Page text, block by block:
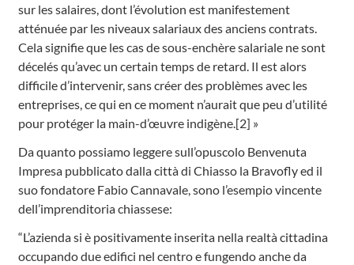
sur les salaires, dont l’évolution est manifestement
atténuée par les niveaux salariaux des anciens contrats.
Cela signifie que les cas de sous-enchère salariale ne sont
décelés qu’avec un certain temps de retard. Il est alors
difficile d’intervenir, sans créer des problèmes avec les
entreprises, ce qui en ce moment n’aurait que peu d’utilité
pour protéger la main-d’œuvre indigène.[2] »
Da quanto possiamo leggere sull’opuscolo Benvenuta
Impresa pubblicato dalla città di Chiasso la Bravofly ed il
suo fondatore Fabio Cannavale, sono l’esempio vincente
dell’imprenditoria chiassese:
“L’azienda si è positivamente inserita nella realtà cittadina
occupando due edifici nel centro e fungendo anche da